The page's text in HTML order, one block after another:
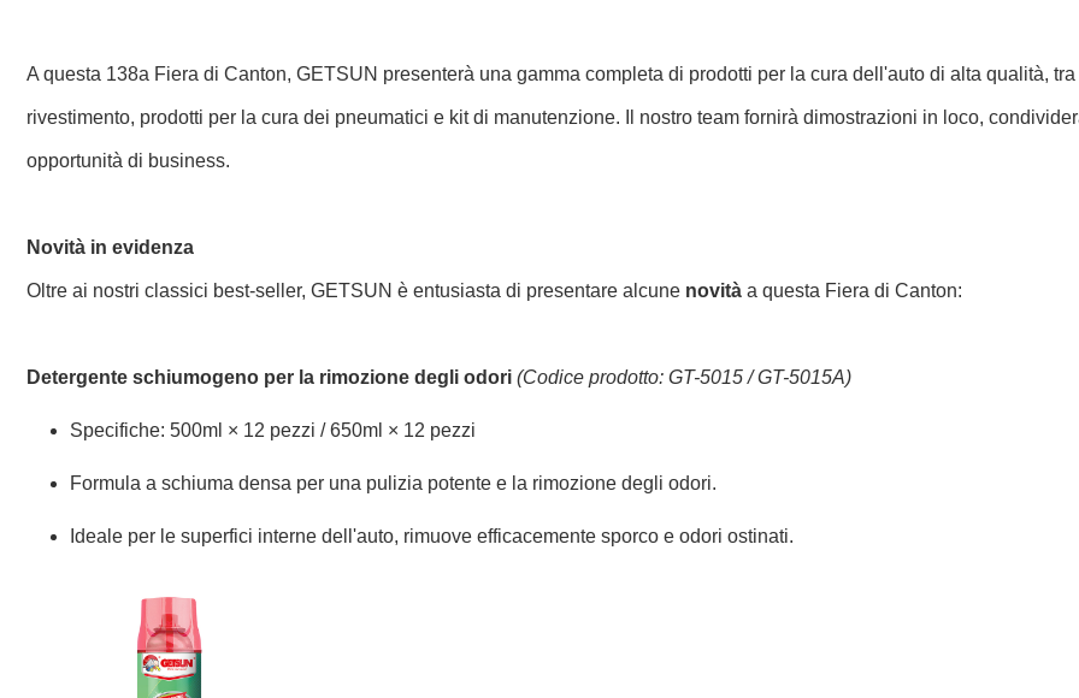
A questa 138a Fiera di Canton, GETSUN presenterà una gamma completa di prodotti per la cura dell'auto di alta qualità,
rivestimento, prodotti per la cura dei pneumatici e kit di manutenzione. Il nostro team fornirà dimostrazioni in loco,
opportunità di business.
Novità in evidenza
Oltre ai nostri classici best-seller, GETSUN è entusiasta di presentare alcune novità a questa Fiera di Canton:
Detergente schiumogeno per la rimozione degli odori (Codice prodotto: GT-5015 / GT-5015A)
Specifiche: 500ml × 12 pezzi / 650ml × 12 pezzi
Formula a schiuma densa per una pulizia potente e la rimozione degli odori.
Ideale per le superfici interne dell'auto, rimuove efficacemente sporco e odori ostinati.